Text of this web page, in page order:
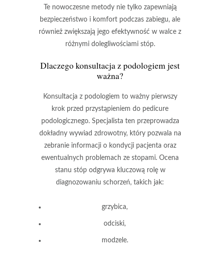
Te nowoczesne metodynie tylko zapewniają
bezpieczeństwo i komfort podczas zabiegu, ale
również zwiększają jego efektywność w walce z
różnymi dolegliwościami stóp.
Dlaczego konsultacja z podologiem jest
ważna?
Konsultacja z podologiem to ważny pierwszy
krok przed przystąpieniem do pedicure
podologicznego. Specjalista ten przeprowadza
dokładny wywiad zdrowotny, który pozwala na
zebranie informacji o kondycji pacjenta oraz
ewentualnych problemach ze stopami. Ocena
stanu stópodgrywa kluczową rolę w
diagnozowaniu schorzeń, takich jak:
grzybica,
odciski,
modzele.